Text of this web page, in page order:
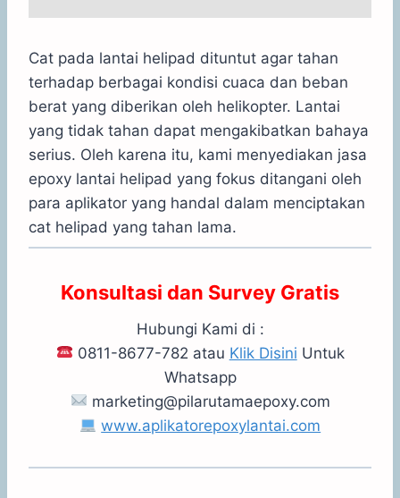
Cat pada lantai helipad dituntut agar tahan
terhadap berbagai kondisi cuaca dan beban
berat yang diberikan oleh helikopter. Lantai
yang tidak tahan dapat mengakibatkan bahaya
serius. Oleh karena itu, kami menyediakan jasa
epoxy lantai helipad yang fokus ditangani oleh
para aplikator yang handal dalam menciptakan
cat helipad yang tahan lama.
Konsultasi dan Survey Gratis
Hubungi Kami di :
0811-8677-782 atau Klik Disini Untuk
Whatsapp
marketing@pilarutamaepoxy.com
www.aplikatorepoxylantai.com